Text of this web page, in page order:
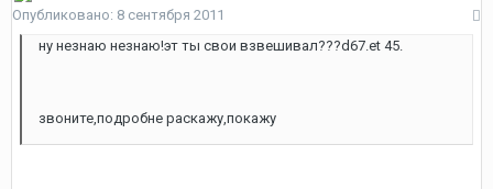
Опубликовано: 8 сентября 2011
ну незнаю незнаю!эт ты свои взвешивал???d67.et 45.
звоните,подробне раскажу,покажу